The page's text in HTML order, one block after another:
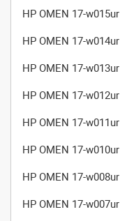
HP OMEN 17-w015ur
HP OMEN 17-w014ur
HP OMEN 17-w013ur
HP OMEN 17-w012ur
HP OMEN 17-w011ur
HP OMEN 17-w010ur
HP OMEN 17-w008ur
HP OMEN 17-w007ur